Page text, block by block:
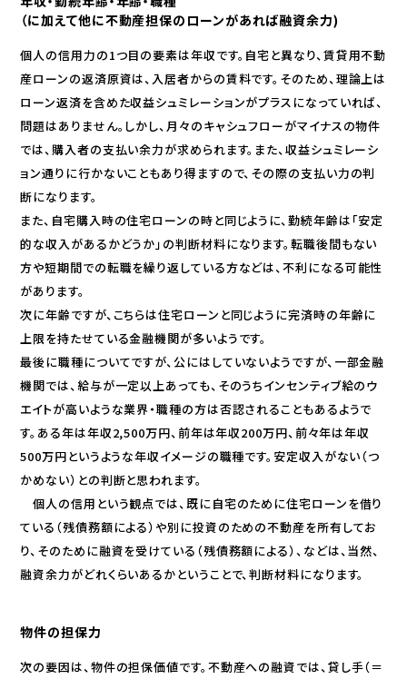
（に加えて他に不動産担保のローンがあれば融資余力)
個人の信用力の1つ目の要素は年収です。自宅と異なり、賃貸用不動
産ローンの返済原資は、入居者からの賃料です。そのため、理論上は
ローン返済を含めた収益シュミレーションがプラスになっていれば、
問題はありません。しかし、月々のキャシュフローがマイナスの物件
では、購入者の支払い余力が求められます。また、収益シュミレーシ
ョン通りに行かないこともあり得ますので、その際の支払い力の判
断になります。
また、自宅購入時の住宅ローンの時と同じように、勤続年齢は「安定
的な収入があるかどうか」の判断材料になります。転職後間もない
方や短期間での転職を繰り返している方などは、不利になる可能性
があります。
次に年齢ですが、こちらは住宅ローンと同じように完済時の年齢に
上限を持たせている金融機関が多いようです。
最後に職種についてですが、公にはしていないようですが、一部金融
機関では、給与が一定以上あっても、そのうちインセンティブ給のウ
エイトが高いような業界・職種の方は否認されることもあるようで
す。ある年は年収2,500万円、前年は年収200万円、前々年は年収
500万円というような年収イメージの職種です。安定収入がない（つ
かめない）との判断と思われます。
個人の信用という観点では、既に自宅のために住宅ローンを借り
ている（残債務額による）や別に投資のための不動産を所有してお
り、そのために融資を受けている（残債務額による）、などは、当然、
融資余力がどれくらいあるかということで、判断材料になります。
物件の担保力
次の要因は、物件の担保価値です。不動産への融資では、貸し手（＝